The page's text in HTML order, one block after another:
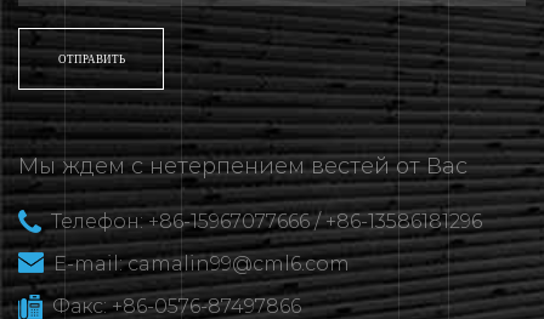
Мы ждем с нетерпением вестей от Вас
Телефон: +86-15967077666 / +86-13586181296
E-mail:camalin99@cml6.com
Факс: +86-0576-87497866